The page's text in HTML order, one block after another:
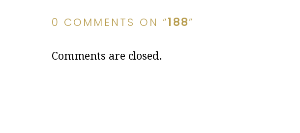
0 COMMENTS ON “188”
Comments are closed.